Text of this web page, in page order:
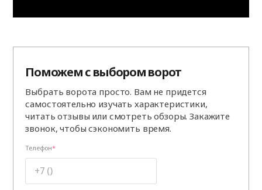
Поможем с выбором ворот
Выбрать ворота просто. Вам не придется
самостоятельно изучать характеристики,
читать отзывы или смотреть обзоры. Закажите
звонок, чтобы сэкономить время.
Телефон